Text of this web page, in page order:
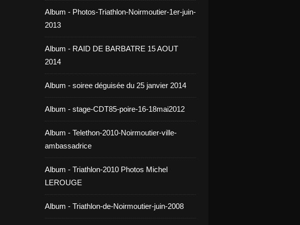
Album - Photos-Triathlon-Noirmoutier-1er-juin-
2013
Album - RAID DE BARBATRE 15 AOUT
2014
Album - soiree déguisée du 25 janvier 2014
Album - stage-CDT85-poire-16-18mai2012
Album - Telethon-2010-Noirmoutier-ville-
ambassadrice
Album - Triathlon-2010 Photos Michel
LEROUGE
Album - Triathlon-de-Noirmoutier-juin-2008